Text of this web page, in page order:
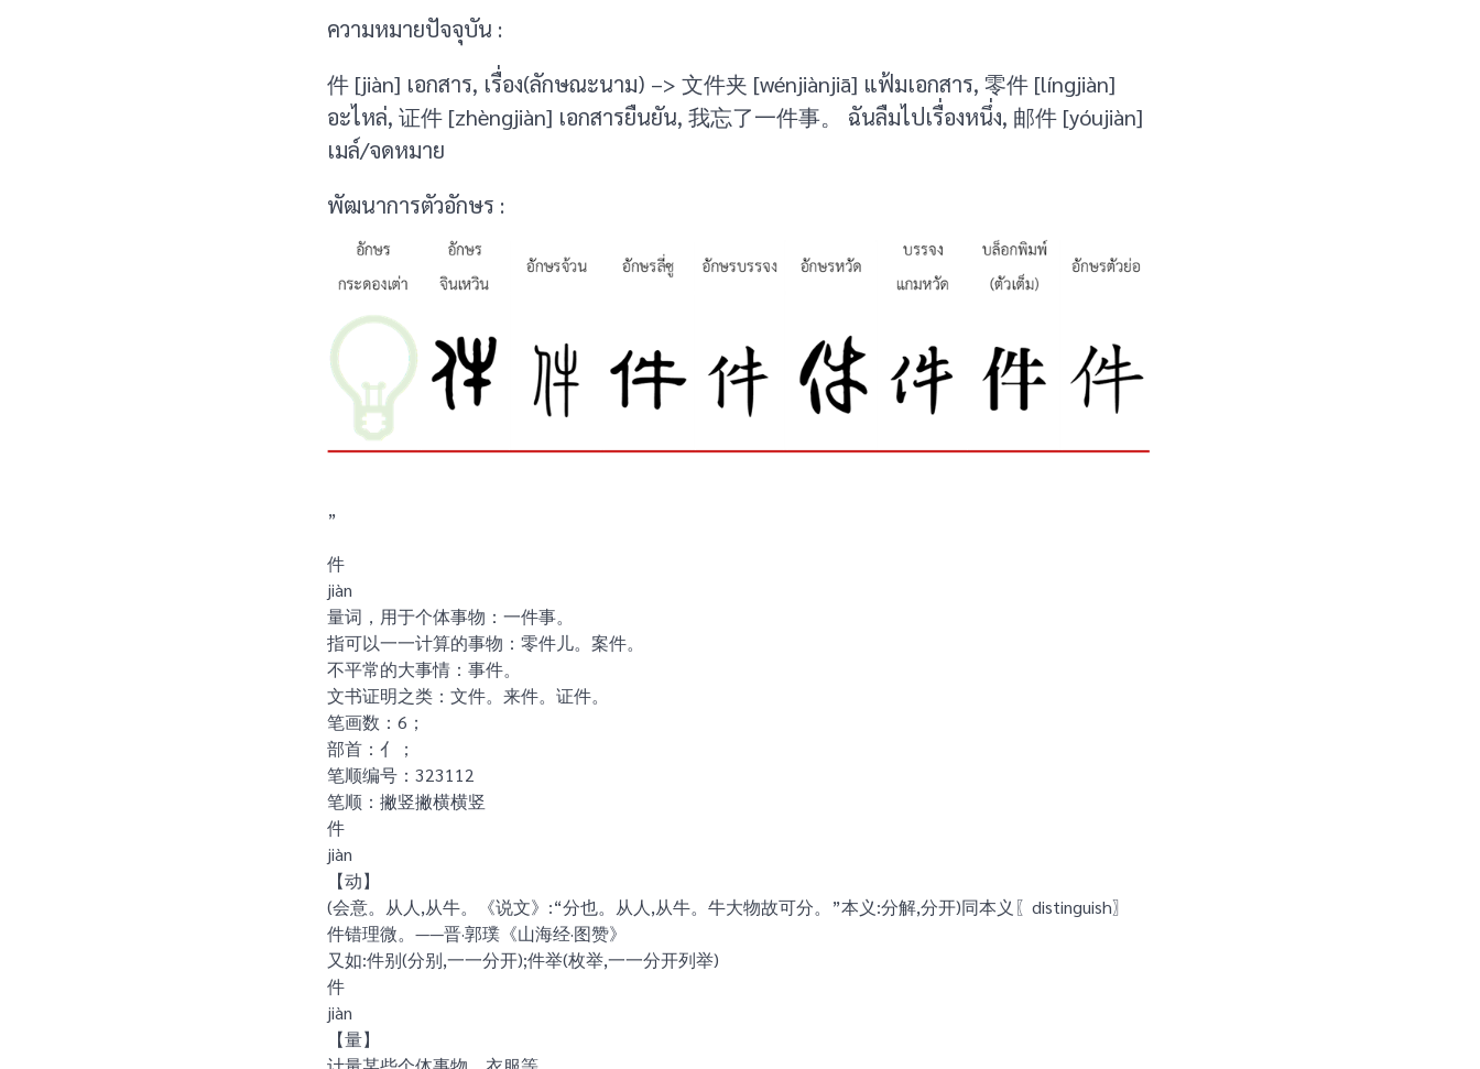
ความหมายปัจจุบัน :
件 [jiàn] เอกสาร, เรื่อง(ลักษณะนาม) –> 文件夹 [wénjiànjiā] แฟ้มเอกสาร, 零件 [língjiàn]
อะไหล่, 证件 [zhèngjiàn] เอกสารยืนยัน, 我忘了一件事。 ฉันลืมไปเรื่องหนึ่ง, 邮件 [yóujiàn]
เมล์/จดหมาย
พัฒนาการตัวอักษร :
”
件
jiàn
量词，用于个体事物：一件事。
指可以一一计算的事物：零件儿。案件。
不平常的大事情：事件。
文书证明之类：文件。来件。证件。
笔画数：6；
部首：亻；
笔顺编号：323112
笔顺：撇竖撇横横竖
件
jiàn
【动】
(会意。从人,从牛。《说文》:“分也。从人,从牛。牛大物故可分。”本义:分解,分开)同本义〖distinguish〗
件错理微。——晋·郭璞《山海经·图赞》
又如:件别(分别,一一分开);件举(枚举,一一分开列举)
件
jiàn
【量】